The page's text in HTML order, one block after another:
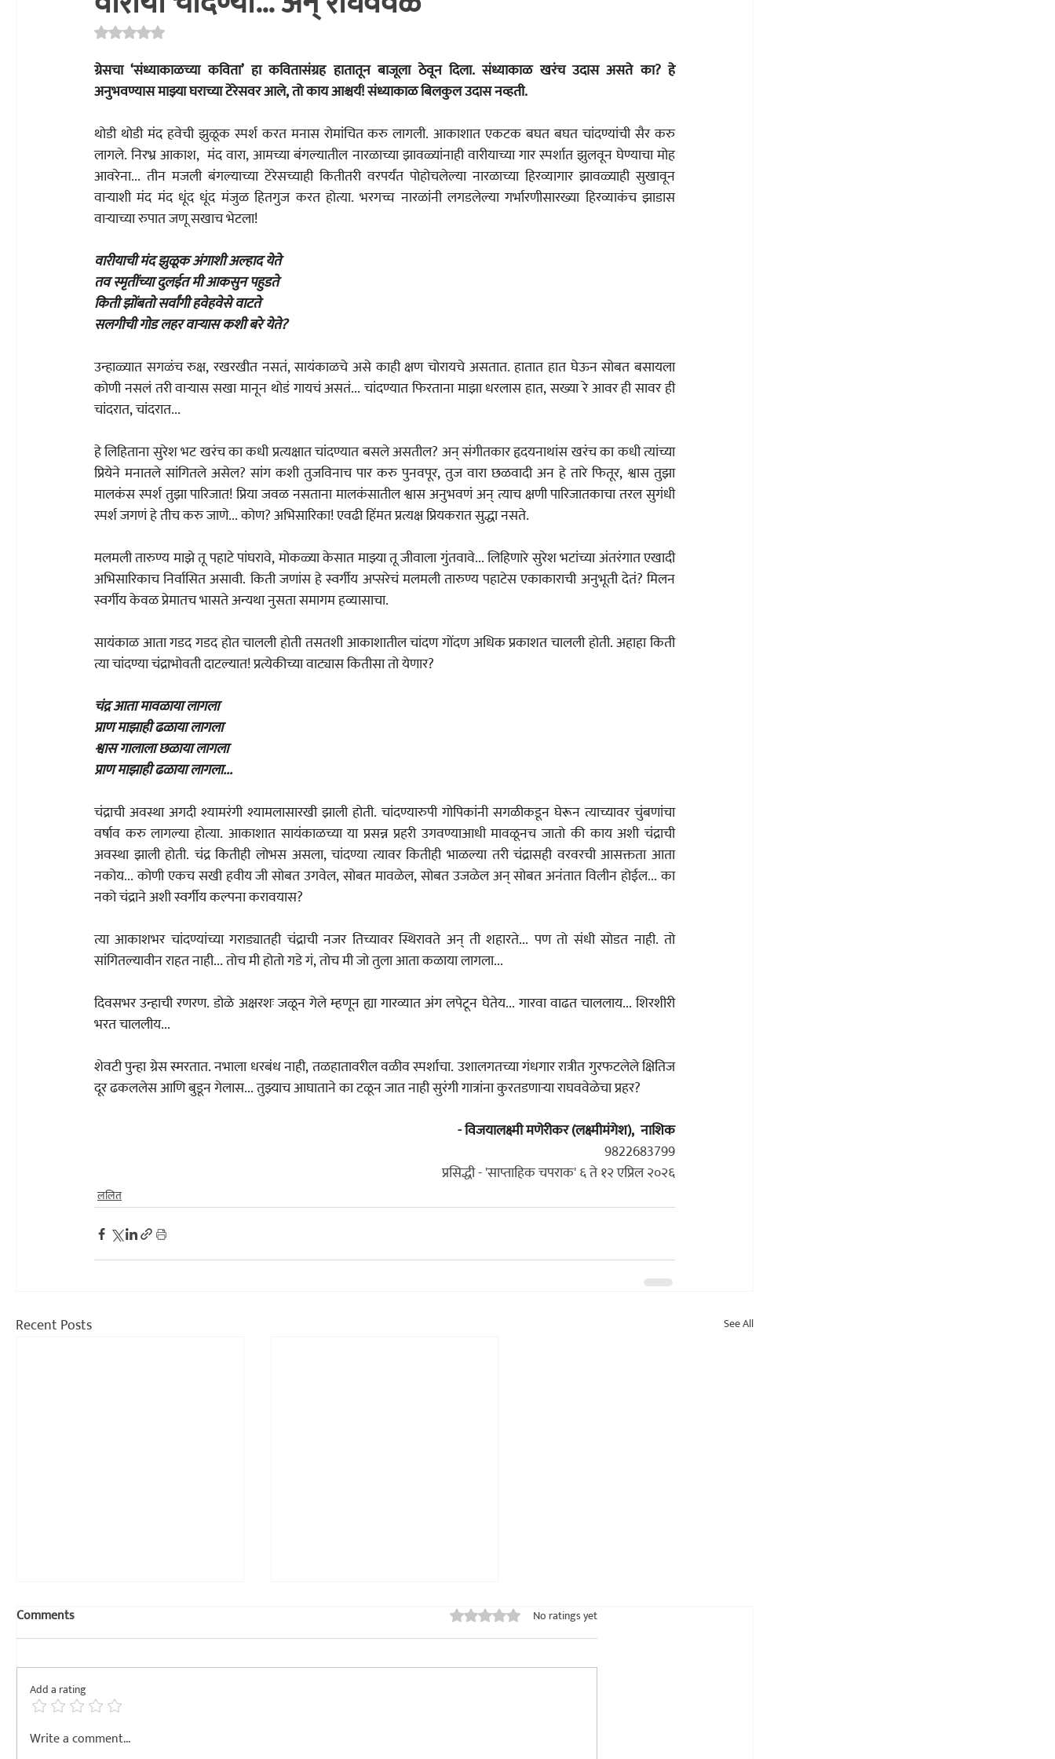
प्रकाशनRated NaN out of 5 stars.
ग्रेसचा ‌‘संध्याकाळच्या कविता‌’ हा कवितासंग्रह हातातून बाजूला ठेवून दिला. संध्याकाळ खरंच उदास असते का? हे
अनुभवण्यास माझ्या घराच्या टेरेसवर आले, तो काय आश्चर्य! संध्याकाळ बिलकुल उदास नव्हती.
थोडी थोडी मंद हवेची झुळूक स्पर्श करत मनास रोमांचित करु लागली. आकाशात एकटक बघत बघत चांदण्यांची सैर करु
लागले. निरभ्र आकाश,  मंद वारा, आमच्या बंगल्यातील नारळाच्या झावळ्यांनाही वारीयाच्या गार स्पर्शात झुलवून घेण्याचा मोह
आवरेना... तीन मजली बंगल्याच्या टेरेसच्याही कितीतरी वरपर्यंत पोहोचलेल्या नारळाच्या हिरव्यागार झावळ्याही सुखावून
वाऱ्याशी मंद मंद धूंद धूंद मंजुळ हितगुज करत होत्या. भरगच्च नारळांनी लगडलेल्या गर्भारणीसारख्या हिरव्याकंच झाडास
वाऱ्याच्या रुपात जणू सखाच भेटला!
वारीयाची मंद झुळूक अंगाशी अल्हाद येते
तव स्मृतींच्या दुलईत मी आकसुन पहुडते
किती झोंबतो सर्वांगी हवेहवेसे वाटते
सलगीची गोड लहर वाऱ्यास कशी बरे येते?
उन्हाळ्यात सगळंच रुक्ष, रखरखीत नसतं, सायंकाळचे असे काही क्षण चोरायचे असतात. हातात हात घेऊन सोबत बसायला
कोणी नसलं तरी वाऱ्यास सखा मानून थोडं गायचं असतं... चांदण्यात फिरताना माझा धरलास हात, सख्या रे आवर ही सावर ही
चांदरात, चांदरात...
हे लिहिताना सुरेश भट खरंच का कधी प्रत्यक्षात चांदण्यात बसले असतील? अन्‌‍ संगीतकार हृदयनाथांस खरंच का कधी त्यांच्या
प्रियेने मनातले सांगितले असेल? सांग कशी तुजविनाच पार करु पुनवपूर, तुज वारा छळवादी अन हे तारे फितूर, श्वास तुझा
मालकंस स्पर्श तुझा पारिजात! प्रिया जवळ नसताना मालकंसातील श्वास अनुभवणं अन्‌‍ त्याच क्षणी पारिजातकाचा तरल सुगंधी
स्पर्श जगणं हे तीच करु जाणे... कोण? अभिसारिका! एवढी हिंमत प्रत्यक्ष प्रियकरात सुद्धा नसते.
मलमली तारुण्य माझे तू पहाटे पांघरावे, मोकळ्या केसात माझ्या तू जीवाला गुंतवावे... लिहिणारे सुरेश भटांच्या अंतरंगात एखादी
अभिसारिकाच निर्वासित असावी. किती जणांस हे स्वर्गीय अप्सरेचं मलमली तारुण्य पहाटेस एकाकाराची अनुभूती देतं? मिलन
स्वर्गीय केवळ प्रेमातच भासते अन्यथा नुसता समागम हव्यासाचा.
सायंकाळ आता गडद गडद होत चालली होती तसतशी आकाशातील चांदण गोंदण अधिक प्रकाशत चालली होती. अहाहा किती
त्या चांदण्या चंद्राभोवती दाटल्यात! प्रत्येकीच्या वाट्यास कितीसा तो येणार?
चंद्र आता मावळाया लागला
प्राण माझाही ढळाया लागला
श्वास गालाला छळाया लागला
प्राण माझाही ढळाया लागला...
चंद्राची अवस्था अगदी श्यामरंगी श्यामलासारखी झाली होती. चांदण्यारुपी गोपिकांनी सगळीकडून घेरून त्याच्यावर चुंबणांचा
वर्षाव करु लागल्या होत्या. आकाशात सायंकाळच्या या प्रसन्न प्रहरी उगवण्याआधी मावळूनच जातो की काय अशी चंद्राची
अवस्था झाली होती. चंद्र कितीही लोभस असला, चांदण्या त्यावर कितीही भाळल्या तरी चंद्रासही वरवरची आसक्तता आता
नकोय... कोणी एकच सखी हवीय जी सोबत उगवेल, सोबत मावळेल, सोबत उजळेल अन्‌‍ सोबत अनंतात विलीन होईल... का
नको चंद्राने अशी स्वर्गीय कल्पना करावयास?
त्या आकाशभर चांदण्यांच्या गराड्यातही चंद्राची नजर तिच्यावर स्थिरावते अन्‌‍ ती शहारते... पण तो संधी सोडत नाही. तो
सांगितल्यावीन राहत नाही... तोच मी होतो गडे गं, तोच मी जो तुला आता कळाया लागला...
दिवसभर उन्हाची रणरण. डोळे अक्षरशः जळून गेले म्हणून ह्या गारव्यात अंग लपेटून घेतेय... गारवा वाढत चाललाय... शिरशीरी
भरत चाललीय...
शेवटी पुन्हा ग्रेस स्मरतात. नभाला धरबंध नाही, तळहातावरील वळीव स्पर्शाचा. उशालगतच्या गंधगार रात्रीत गुरफटलेले क्षितिज
दूर ढकललेस आणि बुडून गेलास... तुझ्याच आघाताने का टळून जात नाही सुरंगी गात्रांना कुरतडणाऱ्या राघववेळेचा प्रहर?
- विजयालक्ष्मी मणेरीकर (लक्ष्मीमंगेश),  नाशिक
9822683799
प्रसिद्धी - 'साप्ताहिक चपराक' ६ ते १२ एप्रिल २०२६
ललित
Recent Posts See All
बैंया ना धरो
Comments Rated 0 out of 5 stars.
No ratings yet
Add a rating
Write a comment...